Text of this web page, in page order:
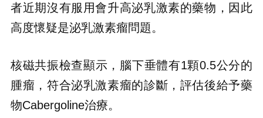
者近期沒有服用會升高泌乳激素的藥物，因此
高度懷疑是泌乳激素瘤問題。
核磁共振檢查顯示，腦下垂體有1顆0.5公分的
腫瘤，符合泌乳激素瘤的診斷，評估後給予藥
物Cabergoline治療。